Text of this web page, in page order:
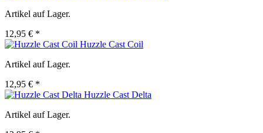
Artikel auf Lager.
12,95 € *
Huzzle Cast Coil
Artikel auf Lager.
12,95 € *
Huzzle Cast Delta
Artikel auf Lager.